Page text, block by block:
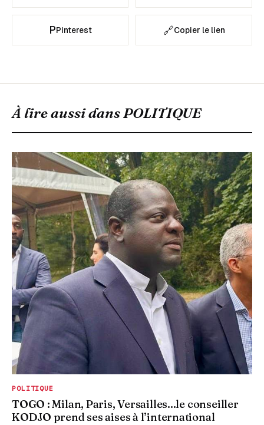
PPinterest 🔗Copier le lien
À lire aussi dansPOLITIQUE
POLITIQUE
TOGO : Milan, Paris, Versailles...le conseiller
KODJO prend ses aises à l’international